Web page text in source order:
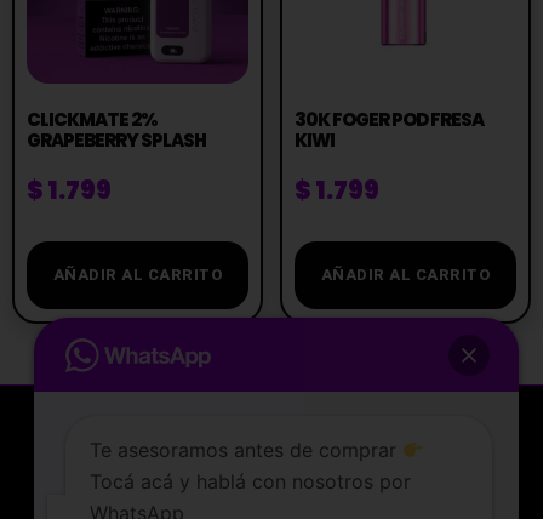
CLICKMATE 2%
GRAPEBERRY SPLASH
$1.799
AÑADIR AL CARRITO
30K FOGER POD FRESA
KIWI
$1.799
AÑADIR AL CARRITO
La tienda de vapeo mejor valorada de Uruguay.
Te asesoramos antes de comprar
Tocá acá y hablá con nosotros por
WhatsApp